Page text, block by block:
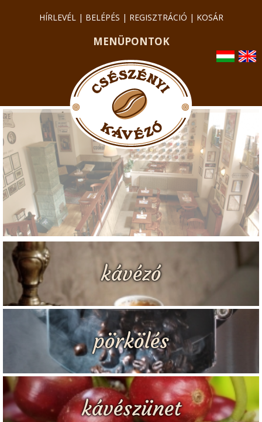
HÍRLEVÉL| BELÉPÉS | REGISZTRÁCIÓ | KOSÁR
MENÜPONTOK
kávézó
pörkölés
kávészünet